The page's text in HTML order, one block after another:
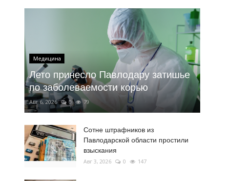
Медицина
Лето принесло Павлодару затишье
по заболеваемости корью
Авг 6, 2026 0 79
Сотне штрафников из
Павлодарской области простили
взыскания
Авг 3, 2026 0 147